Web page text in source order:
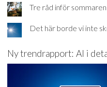
Tre råd inför sommaren
Det här borde vi inte
Ny trendrapport: AI i